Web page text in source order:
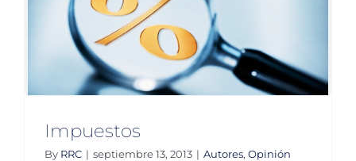
Impuestos
By RRC | septiembre 13, 2013 | Autores, Opinión